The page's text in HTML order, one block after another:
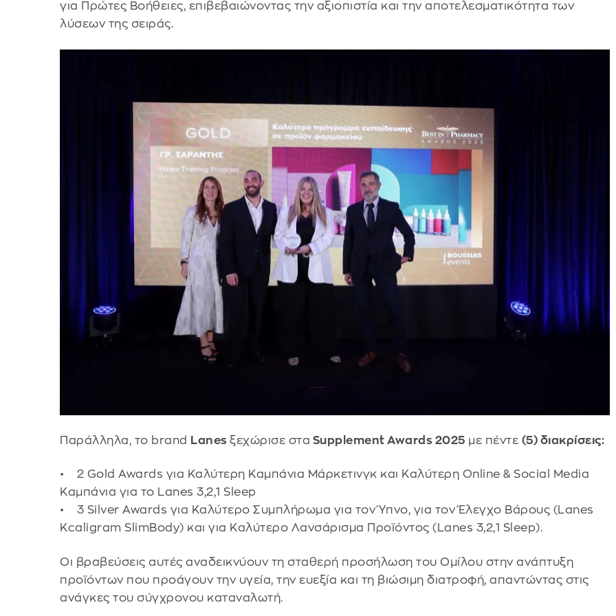
για Πρώτες Βοήθειες, επιβεβαιώνοντας την αξιοπιστία και την αποτελεσματικότητα των
λύσεων της σειράς.
Παράλληλα, το brand Lanesξεχώρισε στα Supplement Awards 2025 με πέντε (5) διακρίσεις:
• 2 Gold Awards για Καλύτερη Καμπάνια Μάρκετινγκ και Καλύτερη Online & Social Media
Καμπάνια για το Lanes 3,2,1 Sleep
• 3 Silver Awards για Καλύτερο Συμπλήρωμα για τον Ύπνο, για τον Έλεγχο Βάρους (Lanes
Kcaligram SlimBody) και για Καλύτερο Λανσάρισμα Προϊόντος (Lanes 3,2,1 Sleep).
Οι βραβεύσεις αυτές αναδεικνύουν τη σταθερή προσήλωση του Ομίλου στην ανάπτυξη
προϊόντων που προάγουν την υγεία, την ευεξία και τη βιώσιμη διατροφή, απαντώντας στις
ανάγκες του σύγχρονου καταναλωτή.